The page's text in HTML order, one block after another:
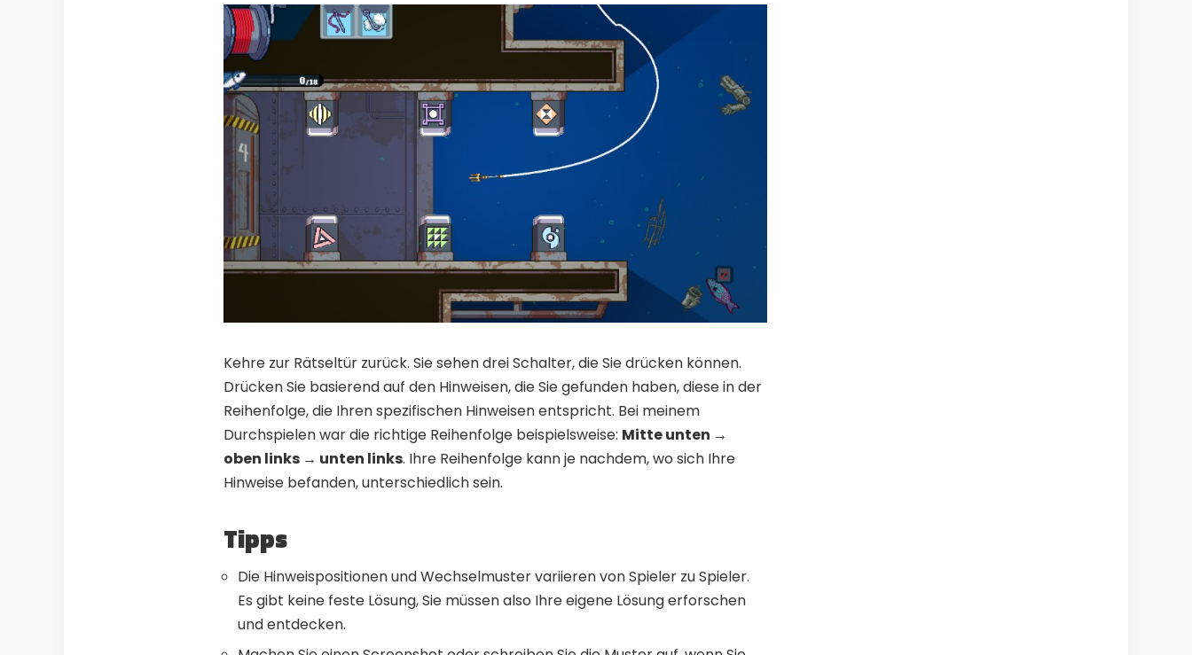
Kehre zur Rätseltür zurück. Sie sehen drei Schalter, die Sie drücken können.
Drücken Sie basierend auf den Hinweisen, die Sie gefunden haben, diese in der
Reihenfolge, die Ihren spezifischen Hinweisen entspricht. Bei meinem
Durchspielen war die richtige Reihenfolge beispielsweise: Mitte unten →
oben links → unten links. Ihre Reihenfolge kann je nachdem, wo sich Ihre
Hinweise befanden, unterschiedlich sein.
Tipps
Die Hinweispositionen und Wechselmuster variieren von Spieler zu Spieler.
Es gibt keine feste Lösung, Sie müssen also Ihre eigene Lösung erforschen
und entdecken.